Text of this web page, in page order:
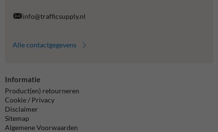
info@trafficsupply.nl
Alle contactgegevens
Informatie
Product(en) retourneren
Cookie / Privacy
Disclaimer
Sitemap
Algemene Voorwaarden